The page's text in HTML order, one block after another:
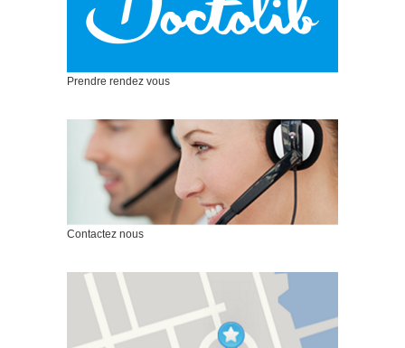
Prendre rendez vous
Contactez nous